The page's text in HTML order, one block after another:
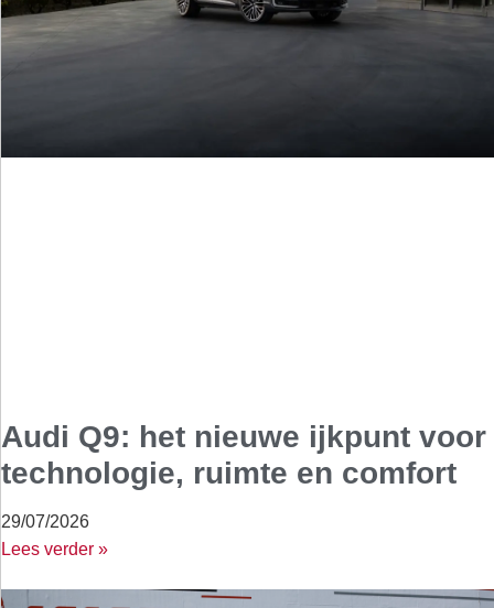
Audi Q9: het nieuwe ijkpunt voor
technologie, ruimte en comfort
29/07/2026
Lees verder »